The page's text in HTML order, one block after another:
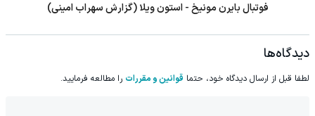
فوتبال بایرن مونیخ - استون ویلا (گزارش سهراب امینی)
دیدگاه‌ها
لطفا قبل از ارسال دیدگاه خود، حتما قوانین و مقررات را مطالعه فرمایید.